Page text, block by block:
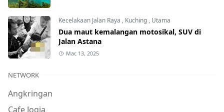
Kecelakaan Jalan Raya , Kuching , Utama
Dua maut kemalangan motosikal, SUV di
Jalan Astana
Mac 13, 2025
NETWORK
Angkringan
Cafe Jogja